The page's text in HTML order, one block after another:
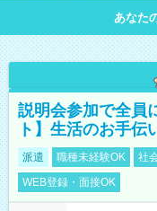
あなた
説明会参加で全員
ト】生活のお手伝
派遣 職種未経験OK 社
WEB登録・面接OK